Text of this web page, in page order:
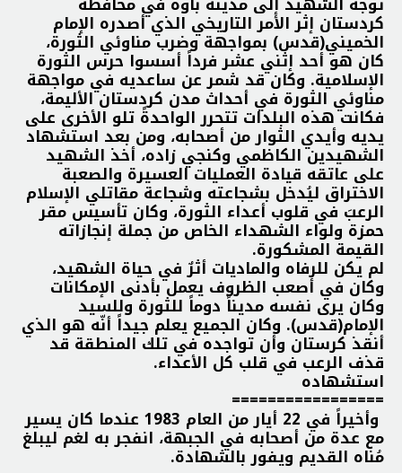
كردستان إثر الأمر التاريخي الذي أصدره الإمام
الخميني(قدس) بمواجهة وضرب مناوئي الثورة،
كان هو أحد إثني عشر فرداً أسسوا حرس الثورة
الإسلامية. وكان قد شمر عن ساعديه في مواجهة
مناوئي الثورة في أحداث مدن كردستان الأليمة،
فكانت هذه البلدات تتحرر الواحدةً تلو الأخرى على
يديه وأيدي الثوار من أصحابه، ومن بعد استشهاد
الشهيدين الكاظمي وكنجي زاده، أخذ الشهيد
على عاتقه قيادة العمليات العسيرة والصعبة
الاختراق ليُدخل بشجاعته وشجاعة مقاتلي الإسلام
الرعبَ في قلوب أعداء الثورة، وكان تأسيس مقر
حمزة ولواء الشهداء الخاص من جملة إنجازاته
القيمة المشكورة.
لم يكن للرفاه والماديات أثرٌ في حياة الشهيد،
وكان في أصعب الظروف يعمل بأدنى الإمكانات
وكان يرى نفسه مديناً دوماً للثورة وللسيد
الإمام(قدس). وكان الجميع يعلم جيداً أنّه هو الذي
أنقذ كرستان وأن تواجده في تلك المنطقة قد
قذف الرعب في قلب كل الأعداء.
استشهاده
=================
وأخيراً في 22 أيار من العام 1983 عندما كان يسير
مع عدة من أصحابه في الجبهة، انفجر به لغم ليبلغ
مُناه القديم ويفور بالشهادة.